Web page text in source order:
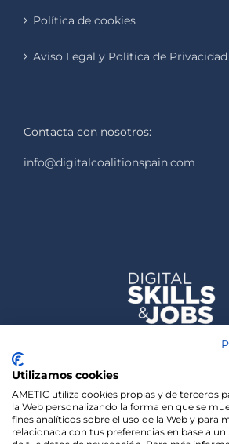
Política de cookies
Aviso Legal y Política de Privacidad
Contacta con nosotros:
info@digitalcoalitionspain.com
Utilizamos cookies
AMETIC utiliza cookies propias y de terceros
la Web personalizando la forma en que se
fines analíticos sobre el uso de la Web y para
relacionada con tus preferencias en base a